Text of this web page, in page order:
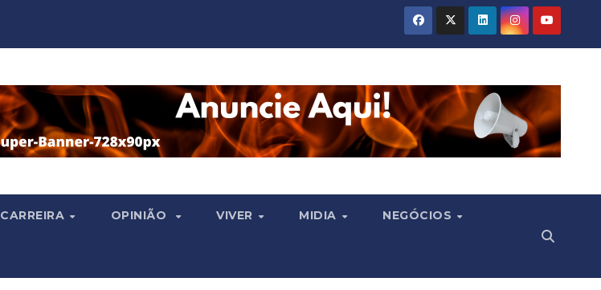
CARREIRA OPINIÃO VIVER MIDIA NEGÓCIOS